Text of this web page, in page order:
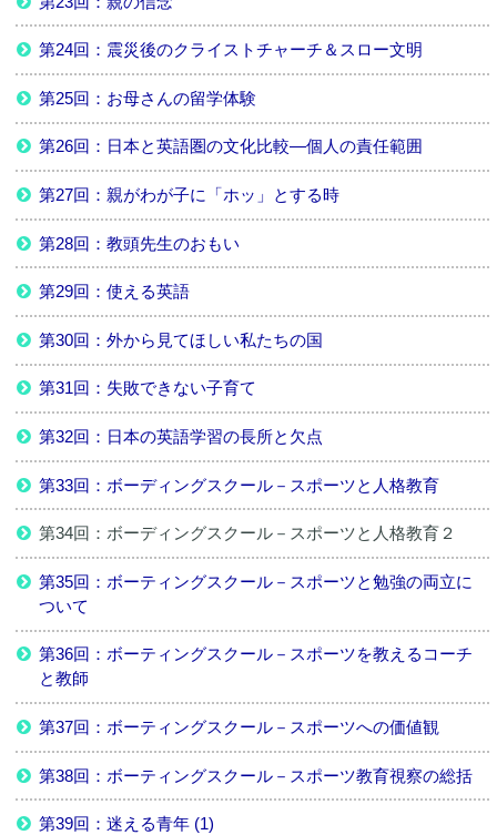
第24回：震災後のクライストチャーチ＆スロー文明
第25回：お母さんの留学体験
第26回：日本と英語圏の文化比較―個人の責任範囲
第27回：親がわが子に「ホッ」とする時
第28回：教頭先生のおもい
第29回：使える英語
第30回：外から見てほしい私たちの国
第31回：失敗できない子育て
第32回：日本の英語学習の長所と欠点
第33回：ボーディングスクール－スポーツと人格教育
第34回：ボーディングスクール－スポーツと人格教育２
第35回：ボーティングスクール－スポーツと勉強の両立に
ついて
第36回：ボーティングスクール－スポーツを教えるコーチ
と教師
第37回：ボーティングスクール－スポーツへの価値観
第38回：ボーティングスクール－スポーツ教育視察の総括
第39回：迷える青年 (1)